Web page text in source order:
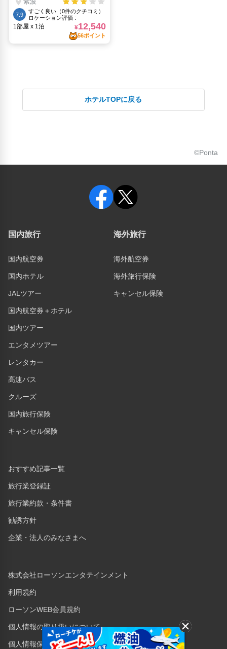
ホテルTOPに戻る
©Ponta
国内旅行
国内航空券
国内ホテル
JALツアー
国内航空券＋ホテル
国内ツアー
エンタメツアー
レンタカー
高速バス
クルーズ
国内旅行保険
キャンセル保険
海外旅行
海外航空券
海外旅行保険
キャンセル保険
おすすめ記事一覧
旅行業登録証
旅行業約款・条件書
勧誘方針
企業・法人のみなさまへ
株式会社ローソンエンタテインメント
利用規約
ローソンWEB会員規約
個人情報の取り扱いについて
個人情報保護方針